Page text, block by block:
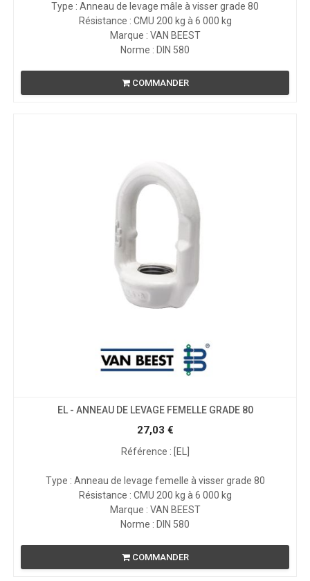
Type : Anneau de levage mâle à visser grade 80
Résistance : CMU 200 kg à 6 000 kg
Marque : VAN BEEST
Norme : DIN 580
COMMANDER
EL - ANNEAU DE LEVAGE FEMELLE GRADE 80
27,03 €
Référence : [EL]
Type : Anneau de levage femelle à visser grade 80
Résistance : CMU 200 kg à 6 000 kg
Marque : VAN BEEST
Norme : DIN 580
COMMANDER